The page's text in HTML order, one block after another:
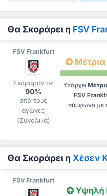
Θα Σκοράρει η FSV
FSV Frankfurt
Σκόραραν σε
90%
από τους
αγώνες
(Συνολικά)
Μέτρια
Υπάρχει
FSV
σύμφωνα με
Θα Σκοράρει η Χέσεν
FSV Frankfurt
Υψηλή